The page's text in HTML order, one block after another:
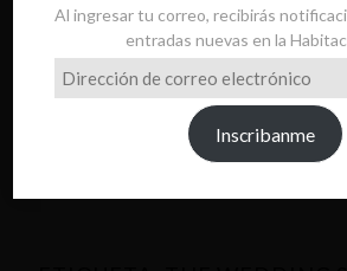
Al ingresar tu correo, recibirás
entradas nuevas en la
Dirección
de
Inscribanme